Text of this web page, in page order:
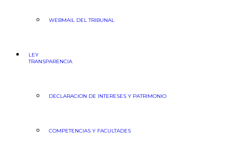
WEBMAIL DEL TRIBUNAL
LEY
TRANSPARENCIA
DECLARACION DE INTERESES Y PATRIMONIO
COMPETENCIAS Y FACULTADES